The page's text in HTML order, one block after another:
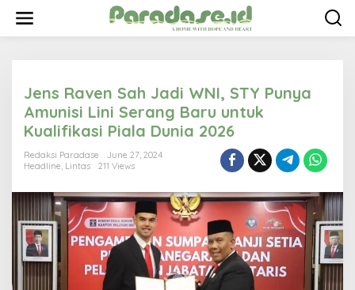
i
Jens Raven Sah Jadi WNI, STY Punya
Amunisi Lini Serang Baru untuk
Kualifikasi Piala Dunia 2026
Redaksi Paradase
June 27, 2024
Headline, Lintas 211 Views